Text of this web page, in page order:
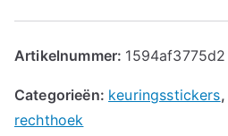
Artikelnummer: 1594af3775d2
Categorieën: keuringsstickers,
rechthoek